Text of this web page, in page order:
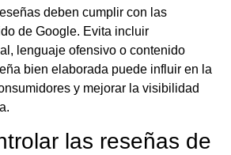
deben cumplir con las
de Google. Evita incluir
lenguaje ofensivo o contenido
bien elaborada puede influir en la
y mejorar la visibilidad
las reseñas de